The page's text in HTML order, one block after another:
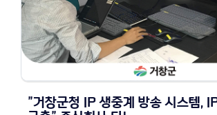
"거창군청 IP 생중계 방송 시스템,